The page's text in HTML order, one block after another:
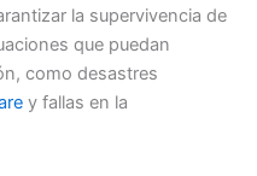
la supervivencia de
que puedan
como desastres
y fallas en la